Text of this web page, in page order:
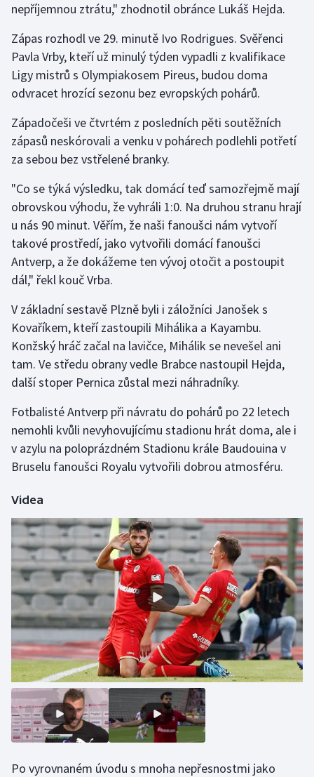
Jezdectví
Judo
Krasobruslení
Lezení
Lyže a snowboard
Moderní pětiboj
Motorsport
Parasport
Plavání
Ragby
Rychlobruslení
Rychlostní kanoistika
Short track
Sportovní střelba
Stolní tenis
Triatlon
Veslování
Vodní slalom
Volejbal
Ostatní
nepříjemnou ztrátu," zhodnotil obránce Lukáš Hejda.
Zápas rozhodl ve 29. minutě Ivo Rodrigues. Svěřenci
Pavla Vrby, kteří už minulý týden vypadli z kvalifikace
Ligy mistrů s Olympiakosem Pireus, budou doma
odvracet hrozící sezonu bez evropských pohárů.
Západočeši ve čtvrtém z posledních pěti soutěžních
zápasů neskórovali a venku v pohárech podlehli potřetí
za sebou bez vstřelené branky.
"Co se týká výsledku, tak domácí teď samozřejmě mají
obrovskou výhodu, že vyhráli 1:0. Na druhou stranu hrají
u nás 90 minut. Věřím, že naši fanoušci nám vytvoří
takové prostředí, jako vytvořili domácí fanoušci
Antverp, a že dokážeme ten vývoj otočit a postoupit
dál," řekl kouč Vrba.
V základní sestavě Plzně byli i záložníci Janošek s
Kovaříkem, kteří zastoupili Mihálika a Kayambu.
Konžský hráč začal na lavičce, Mihálik se nevešel ani
tam. Ve středu obrany vedle Brabce nastoupil Hejda,
další stoper Pernica zůstal mezi náhradníky.
Fotbalisté Antverp při návratu do pohárů po 22 letech
nemohli kvůli nevyhovujícímu stadionu hrát doma, ale i
v azylu na poloprázdném Stadionu krále Baudouina v
Bruselu fanoušci Royalu vytvořili dobrou atmosféru.
Videa
Po vyrovnaném úvodu s mnoha nepřesnostmi jako